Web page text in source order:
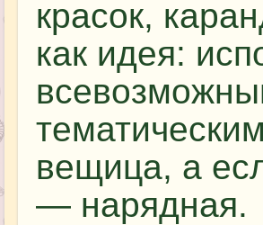
красок,
как идея:
вещица, а
— нарядная.